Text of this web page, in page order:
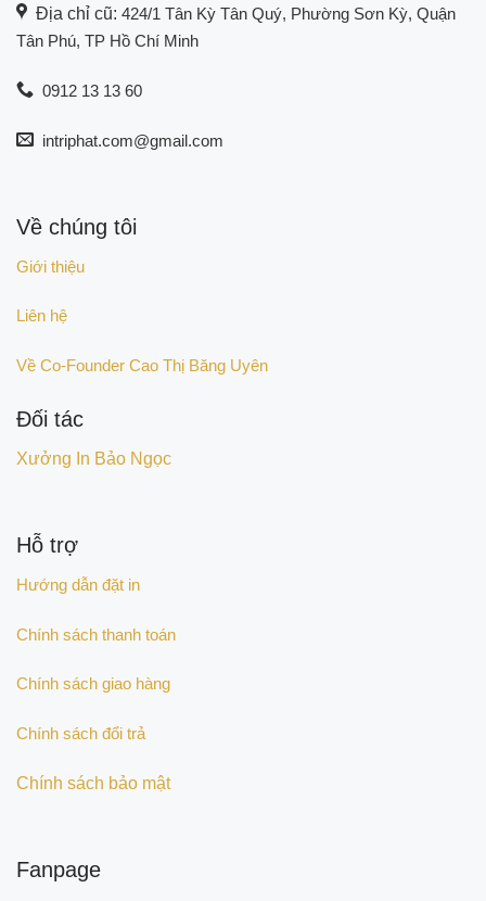
Địa chỉ cũ: 424/1 Tân Kỳ Tân Quý, Phường Sơn Kỳ, Quận
Tân Phú, TP Hồ Chí Minh
0912 13 13 60
intriphat.com@gmail.com
Về chúng tôi
Giới thiệu
Liên hệ
Về Co-Founder Cao Thị Băng Uyên
Đối tác
Xưởng In Bảo Ngọc
Hỗ trợ
Hướng dẫn đặt in
Chính sách thanh toán
Chính sách giao hàng
Chính sách đổi trả
Chính sách bảo mật
Fanpage